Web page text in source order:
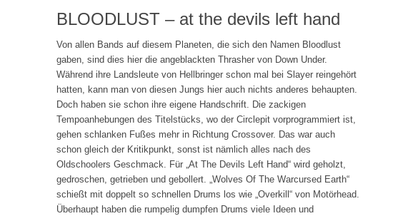
BLOODLUST – at the devils left hand
Von allen Bands auf diesem Planeten, die sich den Namen Bloodlust
gaben, sind dies hier die angeblackten Thrasher von Down Under.
Während ihre Landsleute von Hellbringer schon mal bei Slayer reingehört
hatten, kann man von diesen Jungs hier auch nichts anderes behaupten.
Doch haben sie schon ihre eigene Handschrift. Die zackigen
Tempoanhebungen des Titelstücks, wo der Circlepit vorprogrammiert ist,
gehen schlanken Fußes mehr in Richtung Crossover. Das war auch
schon gleich der Kritikpunkt, sonst ist nämlich alles nach des
Oldschoolers Geschmack. Für „At The Devils Left Hand“ wird geholzt,
gedroschen, getrieben und gebollert. „Wolves Of The Warcursed Earth“
schießt mit doppelt so schnellen Drums los wie „Overkill“ von Motörhead.
Überhaupt haben die rumpelig dumpfen Drums viele Ideen und